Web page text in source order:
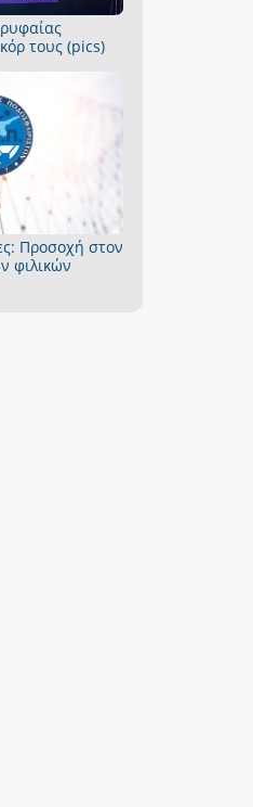
τους (pics)
Προσοχή στον
φιλικών